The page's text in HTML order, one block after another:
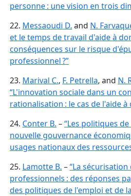
personne : une vision en trois
22. Messaoudi D. and N.
et le temps de travail d'aide à
conséquences sur le risque
professionnel ?”
23. Marival C., F. Petrella, and N.
“L'innovation sociale dans un
rationalisation : le cas de l'aide à
24. Conter B. –“Les politiques
nouvelle gouvernance
usages nationaux des
25. Lamotte B. –“La
professionnels : des réponses
des politiques de l'emploi et de